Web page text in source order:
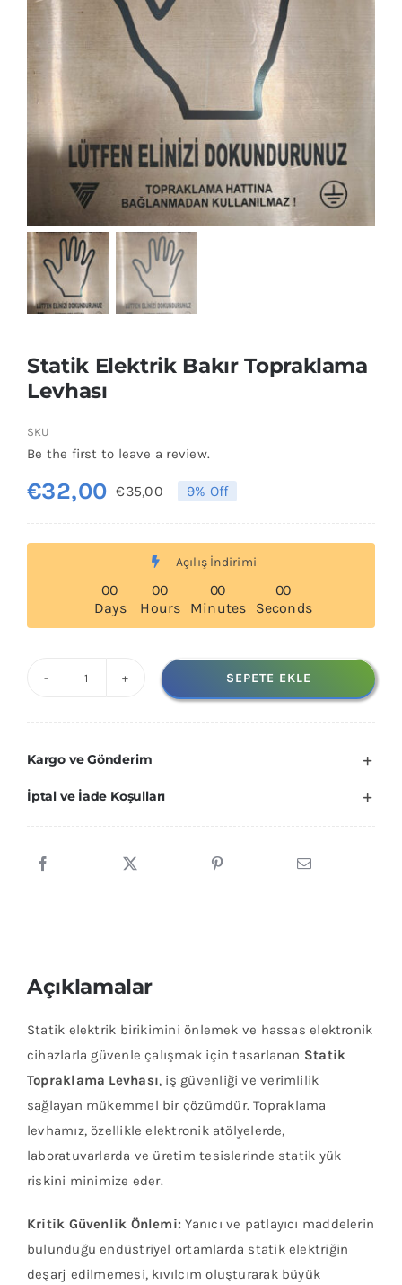
Statik Elektrik Bakır Topraklama
Levhası
SKU
Be the first to leave a review.
€35,00Orijinal
€35,00.
€32,00
Şu
fiyat:
€32,00.
9% Off
Açılış İndirimi
00
Days
00
Hours
00
Minutes
00
Seconds
Topraklama
Levhası
SEPETE EKLE
Kargo ve Gönderim
İptal ve İade Koşulları
Açıklamalar
Statik elektrik birikimini önlemek ve hassas elektronik
cihazlarla güvenle çalışmak için tasarlanan Statik
Topraklama Levhası, iş güvenliği ve verimlilik
sağlayan mükemmel bir çözümdür. Topraklama
levhamız, özellikle elektronik atölyelerde,
laboratuvarlarda ve üretim tesislerinde statik yük
riskini minimize eder.
Kritik Güvenlik Önlemi: Yanıcı ve patlayıcı maddelerin
bulunduğu endüstriyel ortamlarda statik elektriğin
deşarj edilmemesi, kıvılcım oluşturarak büyük